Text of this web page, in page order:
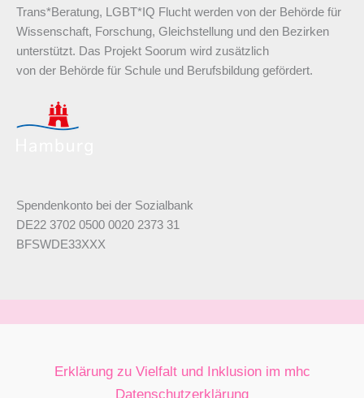
Trans*Beratung, LGBT*IQ Flucht werden von der Behörde für
Wissenschaft, Forschung, Gleichstellung und den Bezirken
unterstützt. Das Projekt Soorum wird zusätzlich
von der Behörde für Schule und Berufsbildung gefördert.
Spendenkonto bei der Sozialbank
DE22 3702 0500 0020 2373 31
BFSWDE33XXX
Erklärung zu Vielfalt und Inklusion im mhc
Datenschutzerklärung